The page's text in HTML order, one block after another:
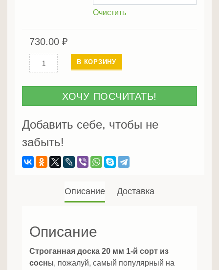
Очистить
730.00 ₽
Количество
Строганная
мм
й
сорт
В КОРЗИНУ
ХОЧУ ПОСЧИТАТЬ!
Добавить себе, чтобы не
забыть!
Описание Доставка
Описание
Строганная доска 20 мм 1-й сорт из
сосны, пожалуй, самый популярный на